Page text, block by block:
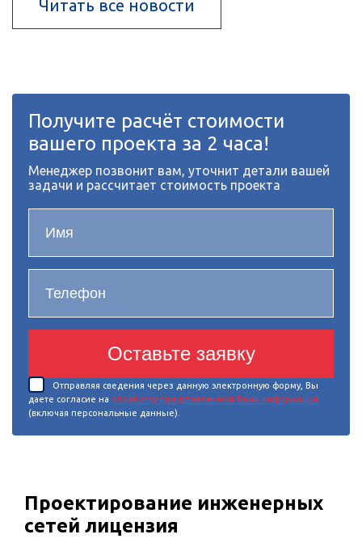
Читать все новости
Получите расчёт стоимости
вашего проекта за 2 часа!
Менеджер позвонит вам, уточнит детали вашей
задачи и рассчитает стоимость проекта
Оставьте заявку
Отправляя сведения через данную электронную форму, Вы
даете согласие на обработку представленной Вами информации
(включая персональные данные).
Проектирование инженерных
сетей лицензия